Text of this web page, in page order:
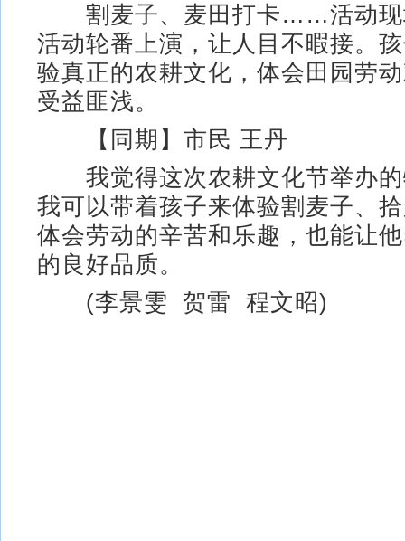
割麦子、麦田打卡……活动现
活动轮番上演，让人目不暇接。
验真正的农耕文化，体会田园劳
受益匪浅。
【同期】市民 王丹
我觉得这次农耕文化节举办的
我可以带着孩子来体验割麦子、
体会劳动的辛苦和乐趣，也能让
的良好品质。
(李景雯 贺雷 程文昭)